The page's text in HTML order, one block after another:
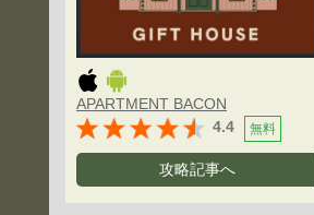
APARTMENT BACON
4.4
無料
攻略記事へ